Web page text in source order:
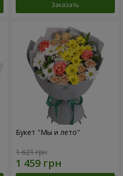
Заказать
Букет "Мы и лето"
1 621 грн